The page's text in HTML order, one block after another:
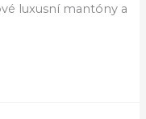
luxusní mantóny a